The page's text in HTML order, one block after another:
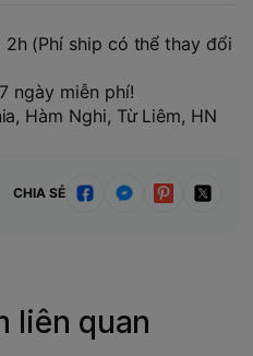
(Phí ship có thể thay đổi
ngày miễn phí!
Hàm Nghi, Từ Liêm, HN
CHIA SẺ
liên quan